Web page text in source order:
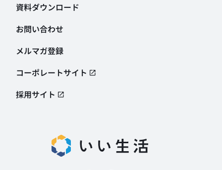
資料ダウンロード
お問い合わせ
メルマガ登録
コーポレートサイト
採用サイト